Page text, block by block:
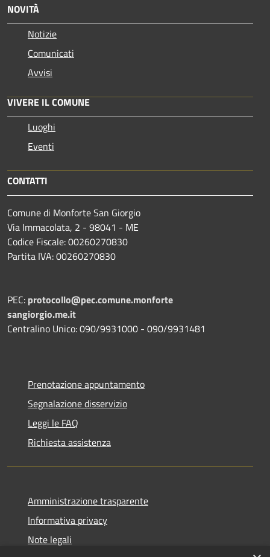
NOVITÀ
Notizie
Comunicati
Avvisi
VIVERE IL COMUNE
Luoghi
Eventi
CONTATTI
Comune di Monforte San Giorgio
Via Immacolata, 2 - 98041 - ME
Codice Fiscale: 00260270830
Partita IVA: 00260270830
PEC: protocollo@pec.comune.monforte
sangiorgio.me.it
Centralino Unico: 090/9931000 - 090/9931481
Prenotazione appuntamento
Segnalazione disservizio
Leggi le FAQ
Richiesta assistenza
Amministrazione trasparente
Informativa privacy
Note legali